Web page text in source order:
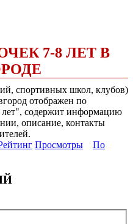
7-8 ЛЕТ В
спортивных школ, клубов)
отображен по
лет", содержит информацию
описание, контакты
Просмотры
По